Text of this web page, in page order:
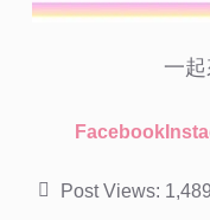
Facebook
Post Views: 1,489